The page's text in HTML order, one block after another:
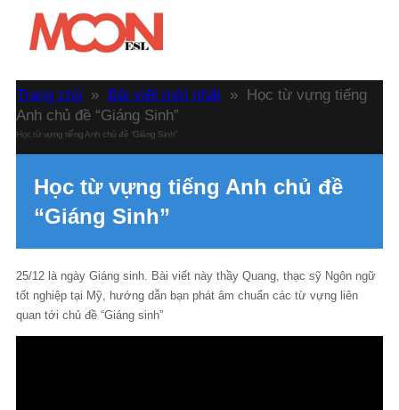
Trang chủ » Bài viết mới nhất » Học từ vựng tiếng
Anh chủ đề “Giáng Sinh”
Học từ vựng tiếng Anh chủ đề “Giáng Sinh”
Học từ vựng tiếng Anh chủ đề
“Giáng Sinh”
25/12 là ngày Giáng sinh. Bài viết này thầy Quang, thạc sỹ Ngôn ngữ
tốt nghiệp tại Mỹ, hướng dẫn bạn phát âm chuẩn các từ vựng liên
quan tới chủ đề “Giáng sinh”